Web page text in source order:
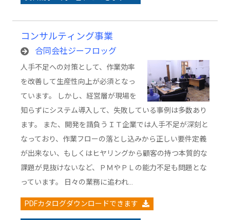
コンサルティング事業
合同会社ジーフロッグ
人手不足への対策として、作業効率
を改善して生産性向上が必須となっ
ています。 しかし、経営層が現場を
知らずにシステム導入して、失敗している事例は多数あり
ます。 また、開発を請負うＩＴ企業では人手不足が深刻と
なっており、作業フローの落とし込みから正しい要件定義
が出来ない、もしくはヒヤリングから顧客の持つ本質的な
課題が見抜けないなど、ＰＭやＰＬの能力不足も問題とな
っています。 日々の業務に追われ…
PDFカタログダウンロードできます